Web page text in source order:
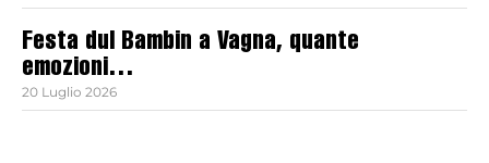
Festa dul Bambin a Vagna, quante
emozioni…
20 Luglio 2026